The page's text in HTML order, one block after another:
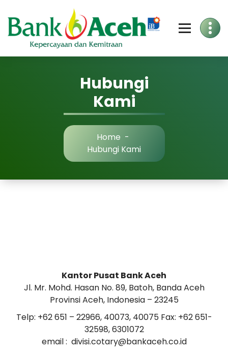
to
Content
Hubungi
Kami
Home -
Hubungi Kami
Kantor Pusat Bank Aceh
Jl. Mr. Mohd. Hasan No. 89, Batoh, Banda Aceh
Provinsi Aceh, Indonesia – 23245
Telp: +62 651 – 22966, 40073, 40075 Fax: +62 651-
32598, 6301072
email : divisi.cotary@bankaceh.co.id